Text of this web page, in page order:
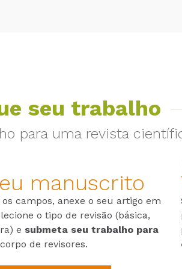
seu trabalho
para uma revista
manuscrito
campos, anexe o seu artigo em
o tipo de revisão (básica,
e submeta seu trabalho para
de revisores.